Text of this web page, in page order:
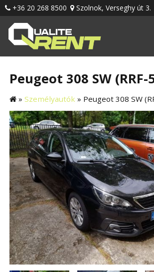
+36 20 268 8500 Szolnok, Verseghy út 3.
Peugeot 308 SW (RRF-
»Személyautók » Peugeot 308 SW